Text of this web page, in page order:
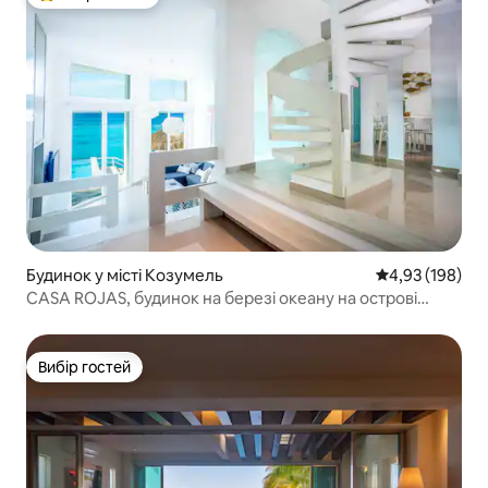
Будинок у місті Козумель Середня
4,93 (198)
CASA ROJAS, будинок на березі океану на острові
Вибір гостей
Вибір гостей